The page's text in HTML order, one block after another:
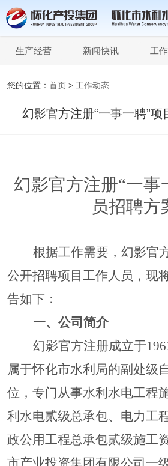
生产经营 新闻快讯 工
您的位置： 首页 > 工作动态
幻影官方注册“一事一聘”
幻影官方注册“一事
员招聘方
根据工作需要，幻影官
公开招聘项目工作人员，现
告如下：
一、公司简介
幻影官方注册成立于
属于怀化市水利局的副处级
位，专门从事水利水电工程
利水电贰级总承包、 电力工
政公用工程总承包贰级施工
市产业投资集团有限公司一